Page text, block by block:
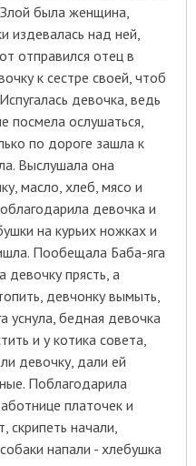
была женщина,
издевалась над ней,
отправился отец в
к сестре своей, чтоб
девочка, ведь
посмела ослушаться,
по дороге зашла к
Выслушала она
масло, хлеб, мясо и
девочка и
на курьих ножках и
Пообещала Баба-яга
девочку прясть, а
девчонку вымыть,
уснула, бедная девочка
и у котика совета,
девочку, дали ей
Поблагодарила
платочек и
скрипеть начали,
напали - хлебушка